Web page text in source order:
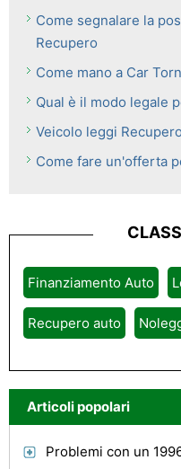
Come segnalare la
Recupero
Come mano a Car
Qual è il modo legale
Veicolo leggi
Come fare un'offerta
Finanziamento Auto
Recupero auto
Articoli popolari
Problemi con un